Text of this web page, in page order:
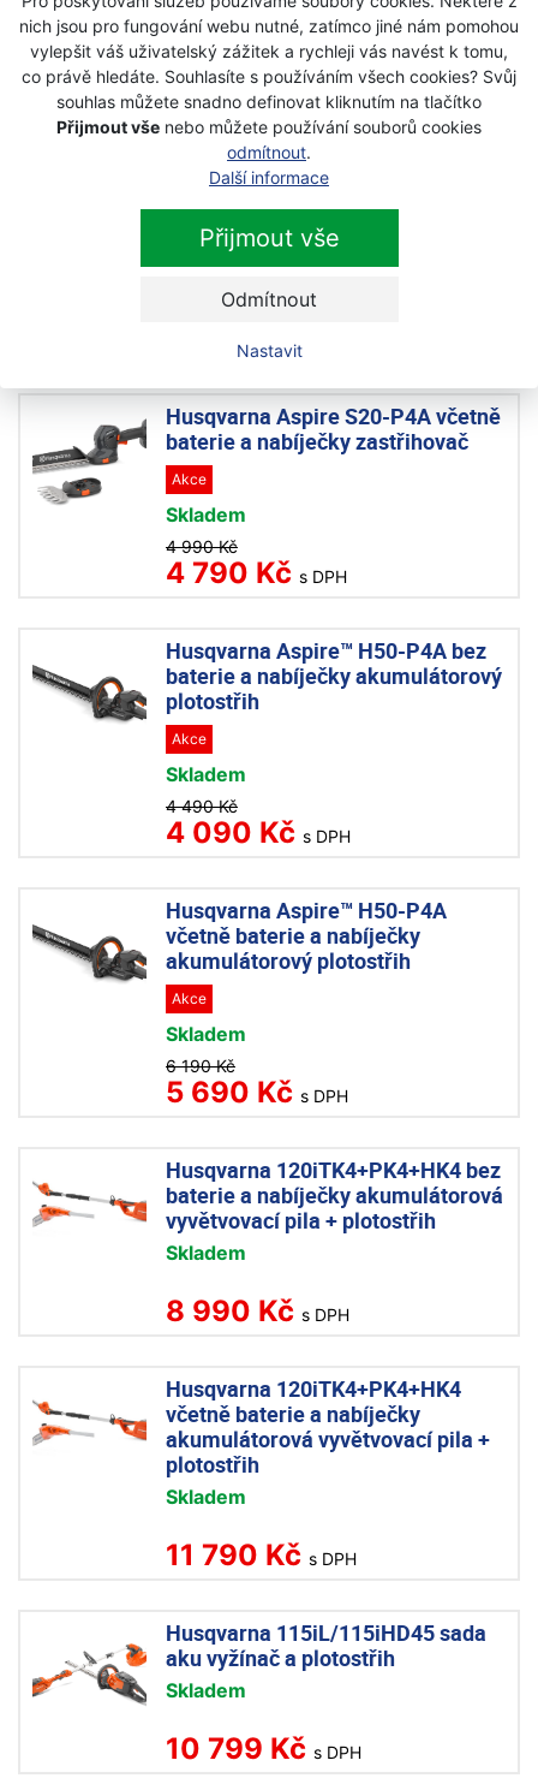
nich jsou pro fungování webu nutné, zatímco jiné nám pomohou
vylepšit váš uživatelský zážitek a rychleji vás navést k tomu,
co právě hledáte. Souhlasíte s používáním všech cookies? Svůj
souhlas můžete snadno definovat kliknutím na tlačítko
Přijmout vše nebo můžete používání souborů cookies
odmítnout.
Další informace
Přijmout vše
Odmítnout
Nastavit
na živý plot
Na objednávku
6 690 Kč s DPH
Husqvarna Aspire S20-P4A bez
baterie a nabíječky zastřihovač
Akce
3 490 Kč
Husqvarna Aspire S20-P4A včetně
baterie a nabíječky zastřihovač
Akce
Skladem
4 990 Kč
4 790 Kč s DPH
Husqvarna Aspire™ H50-P4A bez
baterie a nabíječky akumulátorový
plotostřih
Akce
Skladem
4 490 Kč
4 090 Kč s DPH
Husqvarna Aspire™ H50-P4A
včetně baterie a nabíječky
akumulátorový plotostřih
Akce
Skladem
6 190 Kč
5 690 Kč s DPH
Husqvarna 120iTK4+PK4+HK4 bez
baterie a nabíječky akumulátorová
vyvětvovací pila + plotostřih
Skladem
8 990 Kč s DPH
Husqvarna 120iTK4+PK4+HK4
včetně baterie a nabíječky
akumulátorová vyvětvovací pila +
plotostřih
Skladem
11 790 Kč s DPH
Husqvarna 115iL/115iHD45 sada
aku vyžínač a plotostřih
Skladem
10 799 Kč s DPH